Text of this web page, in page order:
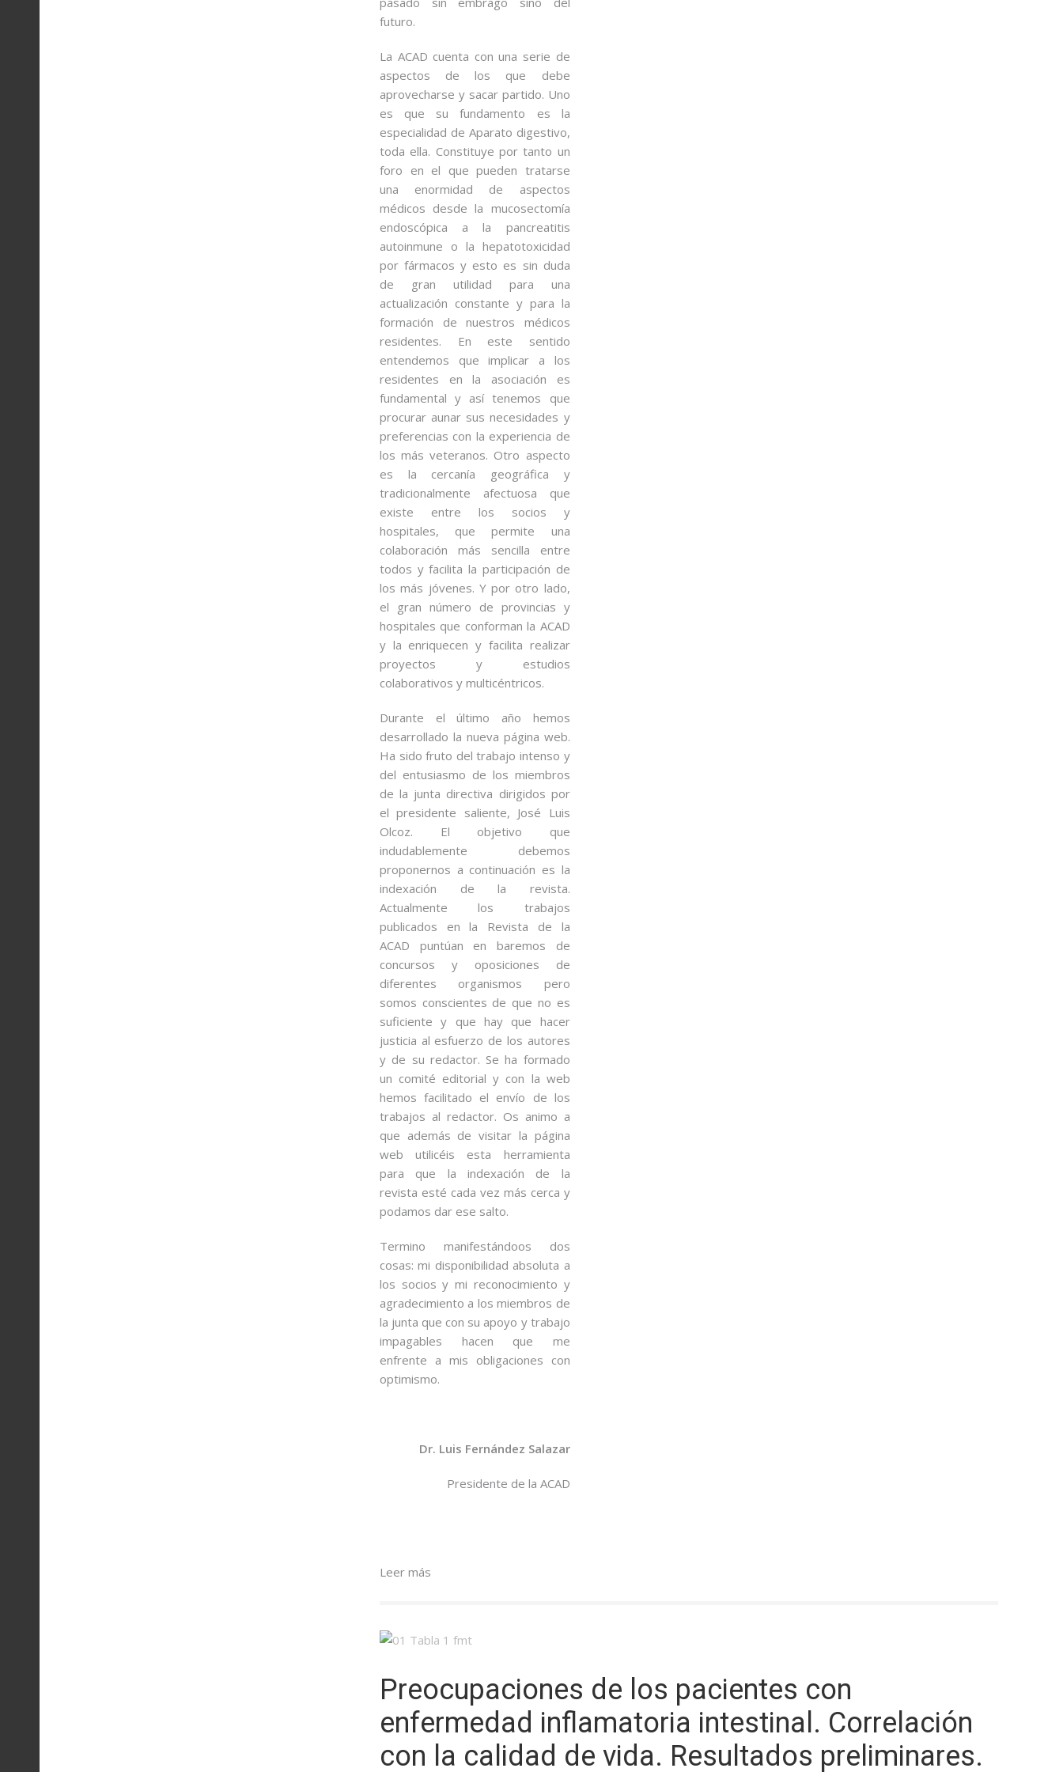
futuro.
La ACAD cuenta con una serie de
aspectos de los que debe
aprovecharse y sacar partido. Uno
es que su fundamento es la
especialidad de Aparato digestivo,
toda ella. Constituye por tanto un
foro en el que pueden tratarse
una enormidad de aspectos
médicos desde la mucosectomía
endoscópica a la pancreatitis
autoinmune o la hepatotoxicidad
por fármacos y esto es sin duda
de gran utilidad para una
actualización constante y para la
formación de nuestros médicos
residentes. En este sentido
entendemos que implicar a los
residentes en la asociación es
fundamental y así tenemos que
procurar aunar sus necesidades y
preferencias con la experiencia de
los más veteranos. Otro aspecto
es la cercanía geográfica y
tradicionalmente afectuosa que
existe entre los socios y
hospitales, que permite una
colaboración más sencilla entre
todos y facilita la participación de
los más jóvenes. Y por otro lado,
el gran número de provincias y
hospitales que conforman la ACAD
y la enriquecen y facilita realizar
proyectos y estudios
colaborativos y multicéntricos.
Durante el último año hemos
desarrollado la nueva página web.
Ha sido fruto del trabajo intenso y
del entusiasmo de los miembros
de la junta directiva dirigidos por
el presidente saliente, José Luis
Olcoz. El objetivo que
indudablemente debemos
proponernos a continuación es la
indexación de la revista.
Actualmente los trabajos
publicados en la Revista de la
ACAD puntúan en baremos de
concursos y oposiciones de
diferentes organismos pero
somos conscientes de que no es
suficiente y que hay que hacer
justicia al esfuerzo de los autores
y de su redactor. Se ha formado
un comité editorial y con la web
hemos facilitado el envío de los
trabajos al redactor. Os animo a
que además de visitar la página
web utilicéis esta herramienta
para que la indexación de la
revista esté cada vez más cerca y
podamos dar ese salto.
Termino manifestándoos dos
cosas: mi disponibilidad absoluta a
los socios y mi reconocimiento y
agradecimiento a los miembros de
la junta que con su apoyo y trabajo
impagables hacen que me
enfrente a mis obligaciones con
optimismo.
Dr. Luis Fernández Salazar
Presidente de la ACAD
Leer más
Preocupaciones de los pacientes con
enfermedad inflamatoria intestinal. Correlación
con la calidad de vida. Resultados preliminares.